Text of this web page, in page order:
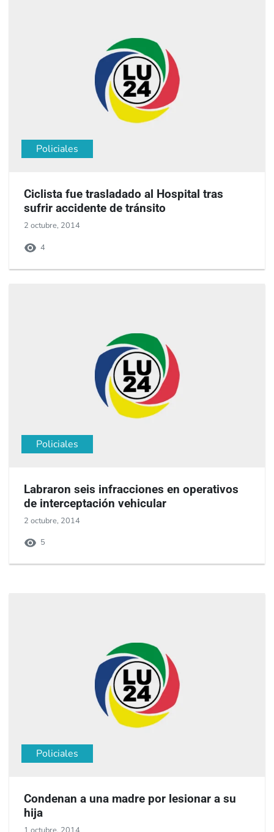
Policiales
Ciclista fue trasladado al Hospital tras
sufrir accidente de tránsito
2 octubre, 2014
4
Policiales
Labraron seis infracciones en operativos
de interceptación vehicular
2 octubre, 2014
5
Policiales
Condenan a una madre por lesionar a su
hija